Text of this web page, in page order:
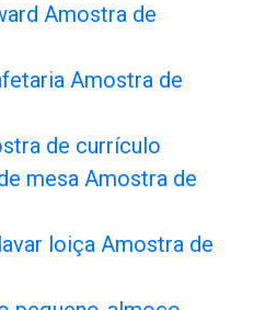
Amostra de
Amostra de
de currículo
mesa Amostra de
loiça Amostra de